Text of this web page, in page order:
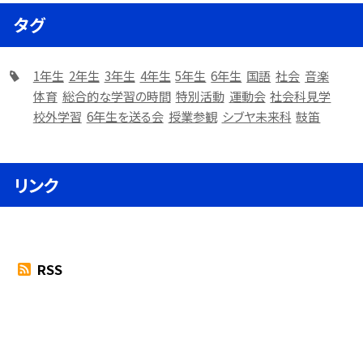
タグ
1年生 2年生 3年生 4年生 5年生 6年生 国語 社会 音楽
体育 総合的な学習の時間 特別活動 運動会 社会科見学
校外学習 6年生を送る会 授業参観 シブヤ未来科 鼓笛
リンク
RSS